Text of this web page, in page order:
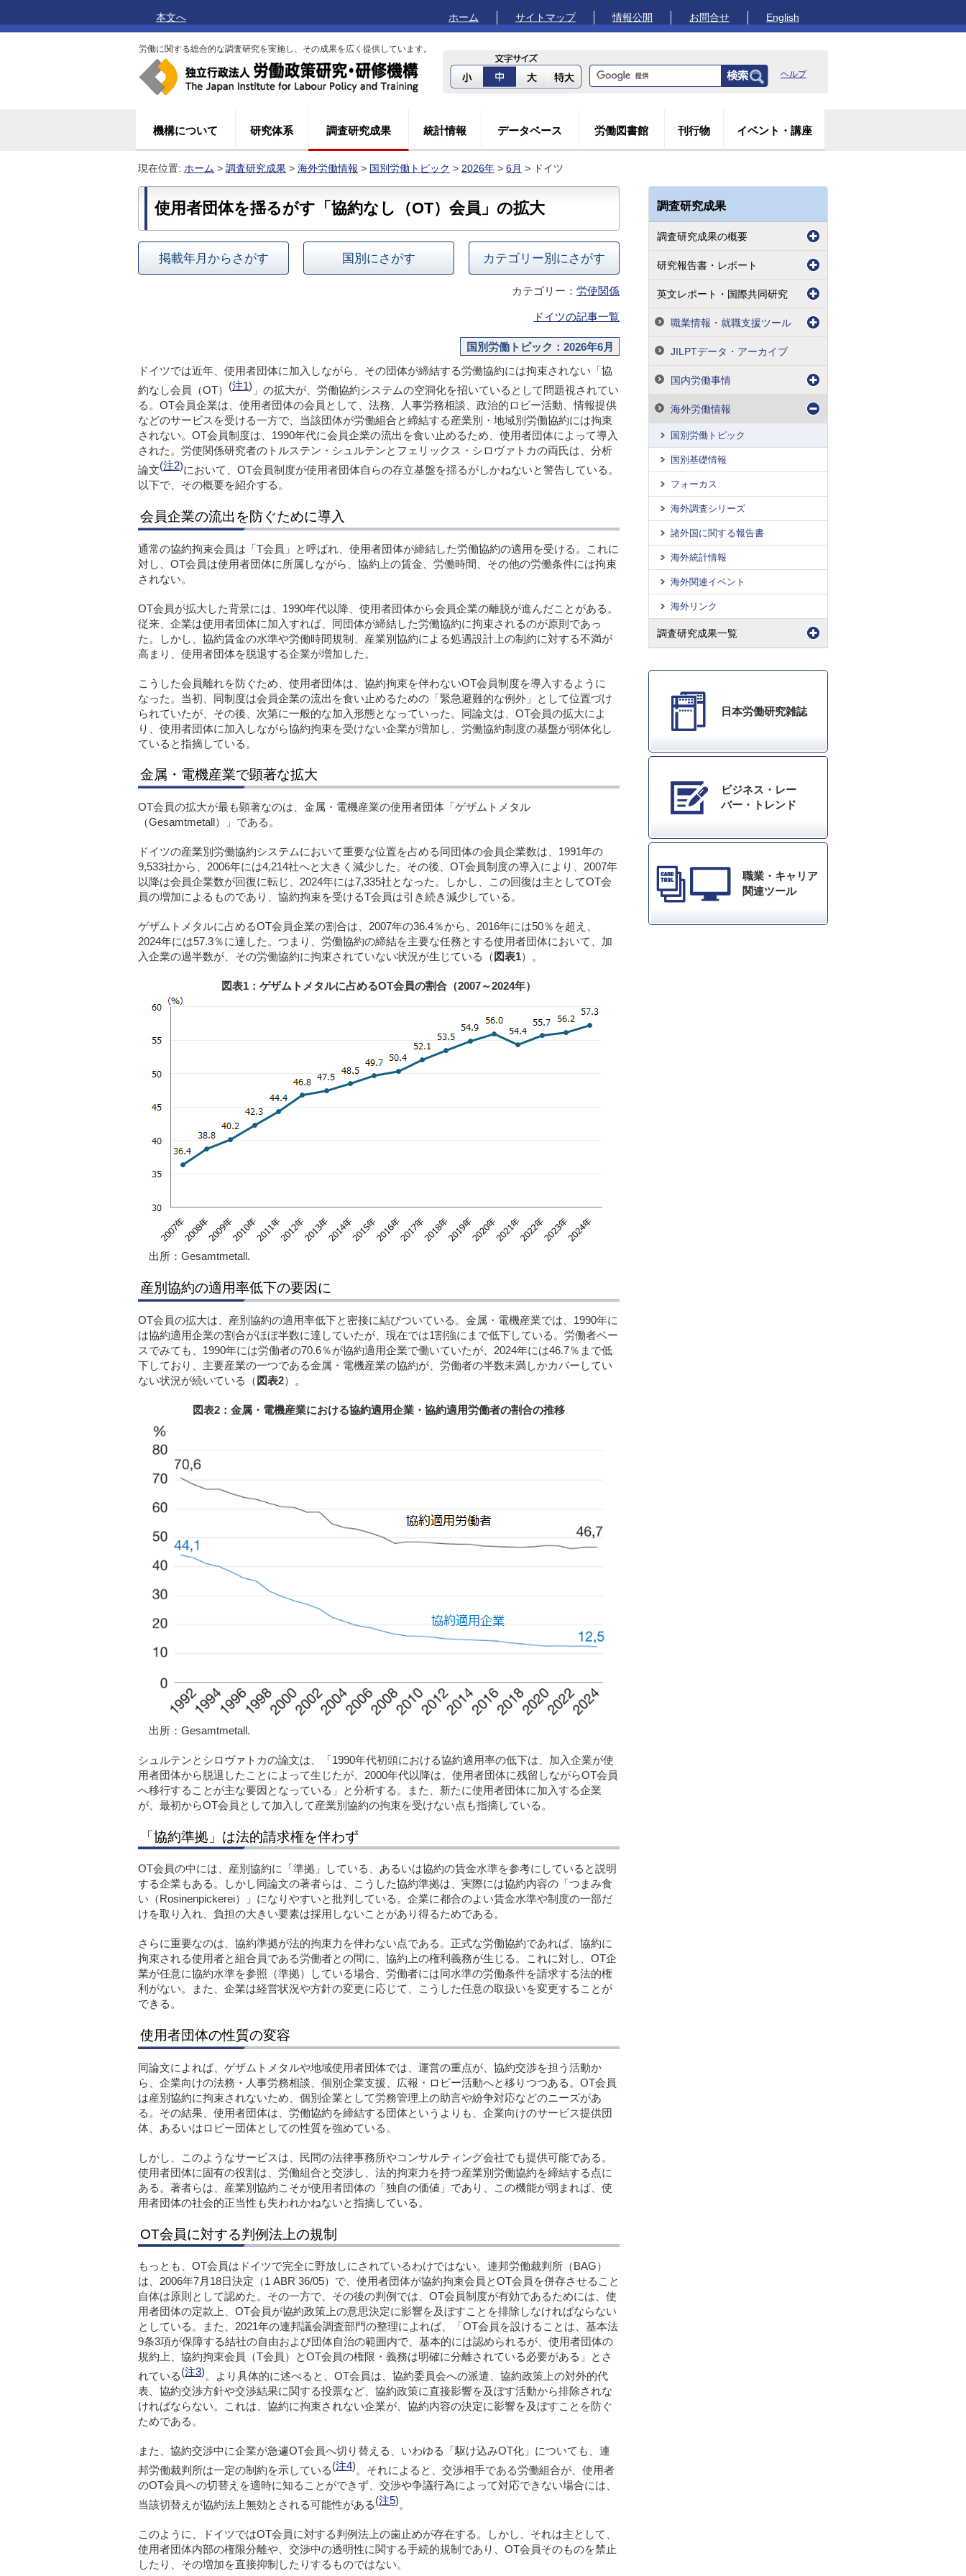
本文へ ホーム サイトマップ 情報公開 お問合せ English
労働に関する総合的な調査研究を実施し、その成果を広く提供しています。
ヘルプ
機構について 研究体系 調査研究成果 統計情報 データベース 労働図書館 刊行物 イベント・講座
現在位置: ホーム > 調査研究成果 > 海外労働情報 > 国別労働トピック > 2026年 > 6月 > ドイツ
使用者団体を揺るがす「協約なし（OT）会員」の拡大
掲載年月からさがす 国別にさがす カテゴリー別にさがす
カテゴリー： 労使関係
ドイツの記事一覧
国別労働トピック：2026年6月
ドイツでは近年、使用者団体に加入しながら、その団体が締結する労働協約には拘束されない「協
約なし会員（OT） (注1) 」の拡大が、労働協約システムの空洞化を招いているとして問題視されてい
る。OT会員企業は、使用者団体の会員として、法務、人事労務相談、政治的ロビー活動、情報提供
などのサービスを受ける一方で、当該団体が労働組合と締結する産業別・地域別労働協約には拘束
されない。OT会員制度は、1990年代に会員企業の流出を食い止めるため、使用者団体によって導入
された。労使関係研究者のトルステン・シュルテンとフェリックス・シロヴァトカの両氏は、分析
論文(注2)において、OT会員制度が使用者団体自らの存立基盤を揺るがしかねないと警告している。
以下で、その概要を紹介する。
会員企業の流出を防ぐために導入
通常の協約拘束会員は「T会員」と呼ばれ、使用者団体が締結した労働協約の適用を受ける。これに
対し、OT会員は使用者団体に所属しながら、協約上の賃金、労働時間、その他の労働条件には拘束
されない。
OT会員が拡大した背景には、1990年代以降、使用者団体から会員企業の離脱が進んだことがある。
従来、企業は使用者団体に加入すれば、同団体が締結した労働協約に拘束されるのが原則であっ
た。しかし、協約賃金の水準や労働時間規制、産業別協約による処遇設計上の制約に対する不満が
高まり、使用者団体を脱退する企業が増加した。
こうした会員離れを防ぐため、使用者団体は、協約拘束を伴わないOT会員制度を導入するように
なった。当初、同制度は会員企業の流出を食い止めるための「緊急避難的な例外」として位置づけ
られていたが、その後、次第に一般的な加入形態となっていった。同論文は、OT会員の拡大によ
り、使用者団体に加入しながら協約拘束を受けない企業が増加し、労働協約制度の基盤が弱体化し
ていると指摘している。
金属・電機産業で顕著な拡大
OT会員の拡大が最も顕著なのは、金属・電機産業の使用者団体「ゲザムトメタル
（Gesamtmetall）」である。
ドイツの産業別労働協約システムにおいて重要な位置を占める同団体の会員企業数は、1991年の
9,533社から、2006年には4,214社へと大きく減少した。その後、OT会員制度の導入により、2007年
以降は会員企業数が回復に転じ、2024年には7,335社となった。しかし、この回復は主としてOT会
員の増加によるものであり、協約拘束を受けるT会員は引き続き減少している。
ゲザムトメタルに占めるOT会員企業の割合は、2007年の36.4％から、2016年には50％を超え、
2024年には57.3％に達した。つまり、労働協約の締結を主要な任務とする使用者団体において、加
入企業の過半数が、その労働協約に拘束されていない状況が生じている（ 図表1）。
図表1：ゲザムトメタルに占めるOT会員の割合（2007～2024年）
出所：Gesamtmetall.
産別協約の適用率低下の要因に
OT会員の拡大は、産別協約の適用率低下と密接に結びついている。金属・電機産業では、1990年に
は協約適用企業の割合がほぼ半数に達していたが、現在では1割強にまで低下している。労働者ベー
スでみても、1990年には労働者の70.6％が協約適用企業で働いていたが、2024年には46.7％まで低
下しており、主要産業の一つである金属・電機産業の協約が、労働者の半数未満しかカバーしてい
ない状況が続いている（ 図表2）。
図表2：金属・電機産業における協約適用企業・協約適用労働者の割合の推移
出所： Gesamtmetall.
シュルテンとシロヴァトカの論文は、「1990年代初頭における協約適用率の低下は、加入企業が使
用者団体から脱退したことによって生じたが、2000年代以降は、使用者団体に残留しながらOT会員
へ移行することが主な要因となっている」と分析する。また、新たに使用者団体に加入する企業
が、最初からOT会員として加入して産業別協約の拘束を受けない点も指摘している。
「協約準拠」は法的請求権を伴わず
OT会員の中には、産別協約に「準拠」している、あるいは協約の賃金水準を参考にしていると説明
する企業もある。しかし同論文の著者らは、こうした協約準拠は、実際には協約内容の「つまみ食
い（Rosinenpickerei）」になりやすいと批判している。企業に都合のよい賃金水準や制度の一部だ
けを取り入れ、負担の大きい要素は採用しないことがあり得るためである。
さらに重要なのは、協約準拠が法的拘束力を伴わない点である。正式な労働協約であれば、協約に
拘束される使用者と組合員である労働者との間に、協約上の権利義務が生じる。これに対し、OT企
業が任意に協約水準を参照（準拠）している場合、労働者には同水準の労働条件を請求する法的権
利がない。また、企業は経営状況や方針の変更に応じて、こうした任意の取扱いを変更することが
できる。
使用者団体の性質の変容
同論文によれば、ゲザムトメタルや地域使用者団体では、運営の重点が、協約交渉を担う活動か
ら、企業向けの法務・人事労務相談、個別企業支援、広報・ロビー活動へと移りつつある。OT会員
は産別協約に拘束されないため、個別企業として労務管理上の助言や紛争対応などのニーズがあ
る。その結果、使用者団体は、労働協約を締結する団体というよりも、企業向けのサービス提供団
体、あるいはロビー団体としての性質を強めている。
しかし、このようなサービスは、民間の法律事務所やコンサルティング会社でも提供可能である。
使用者団体に固有の役割は、労働組合と交渉し、法的拘束力を持つ産業別労働協約を締結する点に
ある。著者らは、産業別協約こそが使用者団体の「独自の価値」であり、この機能が弱まれば、使
用者団体の社会的正当性も失われかねないと指摘している。
OT会員に対する判例法上の規制
もっとも、OT会員はドイツで完全に野放しにされているわけではない。連邦労働裁判所（BAG）
は、2006年7月18日決定（1 ABR 36/05）で、使用者団体が協約拘束会員とOT会員を併存させること
自体は原則として認めた。その一方で、その後の判例では、OT会員制度が有効であるためには、使
用者団体の定款上、OT会員が協約政策上の意思決定に影響を及ぼすことを排除しなければならない
としている。また、2021年の連邦議会調査部門の整理によれば、「OT会員を設けることは、基本法
9条3項が保障する結社の自由および団体自治の範囲内で、基本的には認められるが、使用者団体の
規約上、協約拘束会員（T会員）とOT会員の権限・義務は明確に分離されている必要がある」とさ
れている(注3)。より具体的に述べると、OT会員は、協約委員会への派遣、協約政策上の対外的代
表、協約交渉方針や交渉結果に関する投票など、協約政策に直接影響を及ぼす活動から排除されな
ければならない。これは、協約に拘束されない企業が、協約内容の決定に影響を及ぼすことを防ぐ
ためである。
また、協約交渉中に企業が急遽OT会員へ切り替える、いわゆる「駆け込みOT化」についても、連
邦労働裁判所は一定の制約を示している(注4)。それによると、交渉相手である労働組合が、使用者
のOT会員への切替えを適時に知ることができず、交渉や争議行為によって対応できない場合には、
当該切替えが協約法上無効とされる可能性がある(注5)。
このように、ドイツではOT会員に対する判例法上の歯止めが存在する。しかし、それは主として、
使用者団体内部の権限分離や、交渉中の透明性に関する手続的規制であり、OT会員そのものを禁止
したり、その増加を直接抑制したりするものではない。
調査研究成果
調査研究成果の概要
研究報告書・レポート
英文レポート・国際共同研究
職業情報・就職支援ツール
JILPTデータ・アーカイブ
国内労働事情
海外労働情報
国別労働トピック
国別基礎情報
フォーカス
海外調査シリーズ
諸外国に関する報告書
海外統計情報
海外関連イベント
海外リンク
調査研究成果一覧
日本労働研究雑誌
ビジネス・レー
バー・トレンド
職業・キャリア
関連ツール